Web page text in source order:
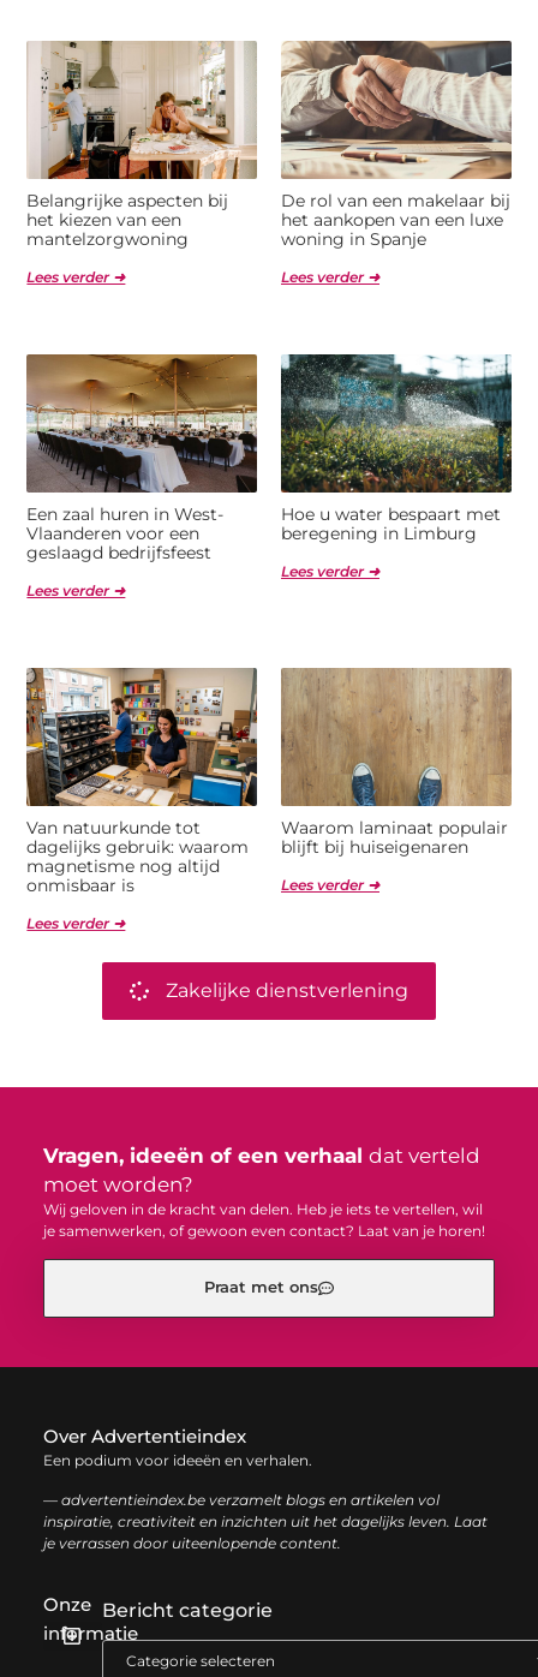
Belangrijke aspecten bij
het kiezen van een
mantelzorgwoning
Lees verder ➜
De rol van een makelaar bij
het aankopen van een luxe
woning in Spanje
Lees verder ➜
Een zaal huren in West-
Vlaanderen voor een
geslaagd bedrijfsfeest
Lees verder ➜
Hoe u water bespaart met
beregening in Limburg
Lees verder ➜
Van natuurkunde tot
dagelijks gebruik: waarom
magnetisme nog altijd
onmisbaar is
Lees verder ➜
Waarom laminaat populair
blijft bij huiseigenaren
Lees verder ➜
Zakelijke dienstverlening
Vragen, ideeën of een verhaal dat verteld
moet worden?
Wij geloven in de kracht van delen. Heb je iets te vertellen, wil
je samenwerken, of gewoon even contact? Laat van je horen!
Praat met ons
Over Advertentieindex
Een podium voor ideeën en verhalen.
— advertentieindex.be verzamelt blogs en artikelen vol
inspiratie, creativiteit en inzichten uit het dagelijks leven. Laat
je verrassen door uiteenlopende content.
Onze
informatie
Bericht categorie